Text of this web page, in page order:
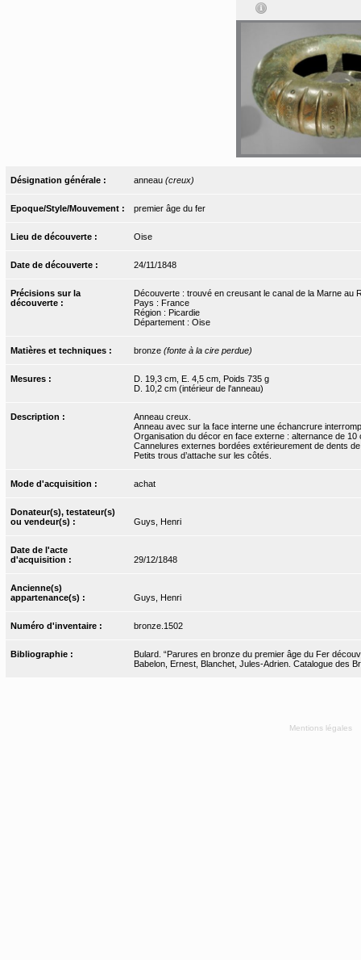
Désignation générale : anneau (creux)
Epoque/Style/Mouvement : premier âge du fer
Lieu de découverte : Oise
Date de découverte : 24/11/1848
Précisions sur la
découverte :
Découverte : trouvé en creusant le canal de la Marne au
Pays : France
Région : Picardie
Département : Oise
Matières et techniques : bronze (fonte à la cire perdue)
Mesures :
D. 19,3 cm, E. 4,5 cm, Poids 735 g
D. 10,2 cm (intérieur de l'anneau)
Description :
Anneau creux.
Anneau avec sur la face interne une échancrure
Organisation du décor en face externe : alternance de
Cannelures externes bordées extérieurement de dents
Petits trous d’attache sur les côtés.
Mode d'acquisition : achat
Donateur(s), testateur(s)
ou vendeur(s) :
Guys, Henri
Date de l'acte
d'acquisition :
29/12/1848
Ancienne(s)
appartenance(s) :
Guys, Henri
Numéro d'inventaire : bronze.1502
Bibliographie :
Bulard. “Parures en bronze du premier âge du Fer
Babelon, Ernest, Blanchet, Jules-Adrien. Catalogue des
Mentions légales